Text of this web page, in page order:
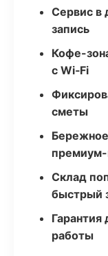
Сервис в
запись
Кофе-
с Wi‑Fi
сметы
премиум-
Склад
быстрый
работы